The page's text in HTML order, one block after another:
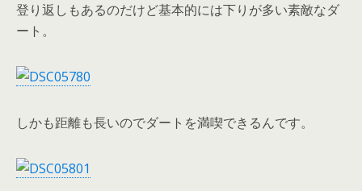
登り返しもあるのだけど基本的には下りが多い素敵なダ
ート。
しかも距離も長いのでダートを満喫できるんです。